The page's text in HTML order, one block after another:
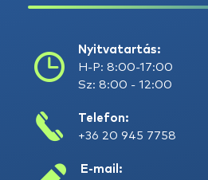
Nyitvatartás:
H-P: 8:00-17:00
Sz: 8:00 - 12:00
Telefon:
+36 20 945 7758
E-mail: